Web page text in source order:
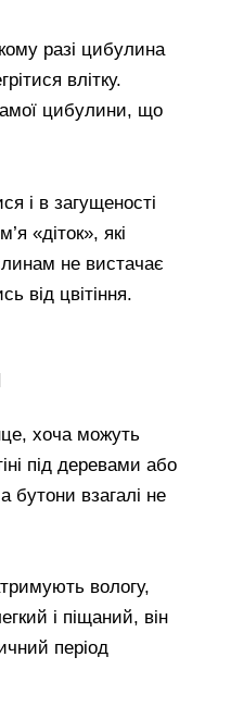
разі цибулина
влітку.
цибулини, що
і в загущеності
«діток», які
не вистачає
від цвітіння.
хоча можуть
під деревами або
бутони взагалі не
вологу,
і піщаний, він
період